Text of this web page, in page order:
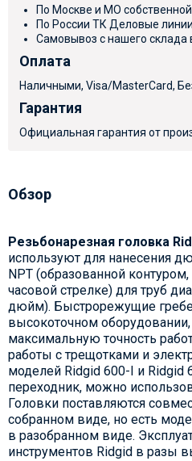
По Москве и МО
По России ТК Деловые
Самовывоз с нашего склада
Оплата
Наличными, Visa/MasterCard,
Гарантия
Официальная гарантия от
Обзор
Резьбонарезная головка
используют для нанесения
NPT (образованной
часовой стрелке) для труб
дюйм). Быстрорежущие
высокоточном оборудовании,
максимальную точность
работы с трещотками и
моделей Ridgid 600-I и Ridgid
переходник, можно
Головки поставляются
собранном виде, но есть
в разобранном виде.
инструментов Ridgid в разы